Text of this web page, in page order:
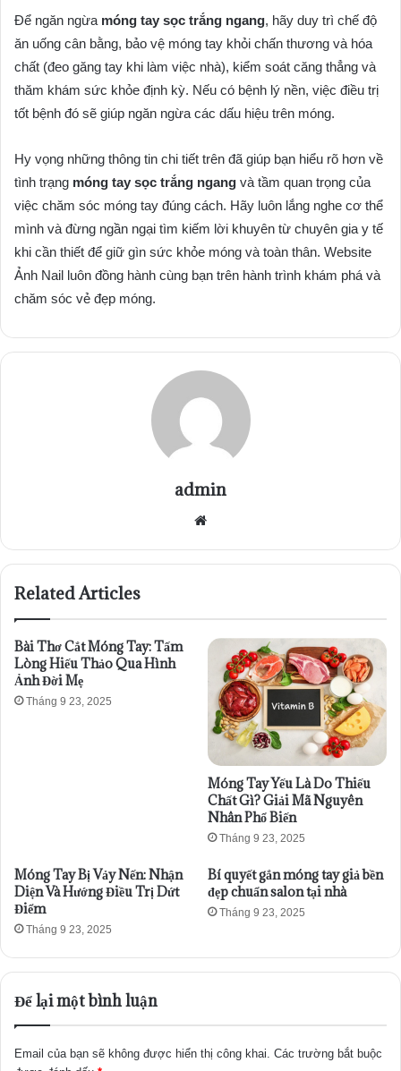
Để ngăn ngừa móng tay sọc trắng ngang, hãy duy trì chế độ
ăn uống cân bằng, bảo vệ móng tay khỏi chấn thương và hóa
chất (đeo găng tay khi làm việc nhà), kiểm soát căng thẳng và
thăm khám sức khỏe định kỳ. Nếu có bệnh lý nền, việc điều trị
tốt bệnh đó sẽ giúp ngăn ngừa các dấu hiệu trên móng.
Hy vọng những thông tin chi tiết trên đã giúp bạn hiểu rõ hơn về
tình trạng móng tay sọc trắng ngang và tầm quan trọng của
việc chăm sóc móng tay đúng cách. Hãy luôn lắng nghe cơ thể
mình và đừng ngần ngại tìm kiếm lời khuyên từ chuyên gia y tế
khi cần thiết để giữ gìn sức khỏe móng và toàn thân. Website
Ảnh Nail luôn đồng hành cùng bạn trên hành trình khám phá và
chăm sóc vẻ đẹp móng.
admin
Website
Related Articles
Bài Thơ Cắt Móng Tay: Tấm
Lòng Hiếu Thảo Qua Hình
Ảnh Đời Mẹ
Tháng 9 23, 2025
Móng Tay Yếu Là Do Thiếu
Chất Gì? Giải Mã Nguyên
Nhân Phổ Biến
Tháng 9 23, 2025
Móng Tay Bị Vảy Nến: Nhận
Diện Và Hướng Điều Trị Dứt
Điểm
Tháng 9 23, 2025
Bí quyết gắn móng tay giả bền
đẹp chuẩn salon tại nhà
Tháng 9 23, 2025
Để lại một bình luận
Email của bạn sẽ không được hiển thị công khai. Các trường bắt buộc